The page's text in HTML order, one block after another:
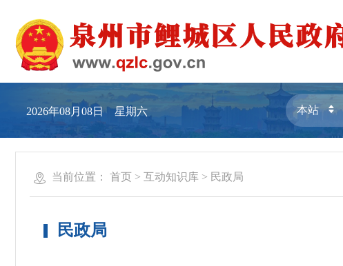
2026年08月08日 星期六
当前位置： 首页 > 互动知识库 > 民政局
民政局